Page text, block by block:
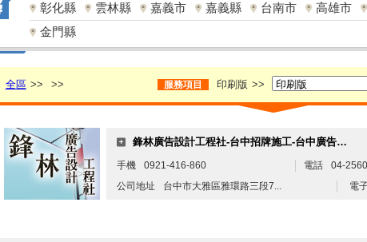
彰化縣
雲林縣 嘉義市 嘉義縣 台南市 高雄市
金門縣
全區 >> >> 服務項目 印刷版 >>
鋒林廣告設計工程社-台中招牌施工-台中廣告招牌
手機 0921-416-860 電話 04-
公司地址
台中市大雅區雅環路三段7... 電